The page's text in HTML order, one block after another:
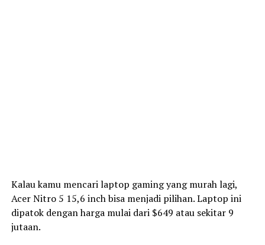
Kalau kamu mencari laptop gaming yang murah lagi,
Acer Nitro 5 15,6 inch bisa menjadi pilihan. Laptop ini
dipatok dengan harga mulai dari $649 atau sekitar 9
jutaan.